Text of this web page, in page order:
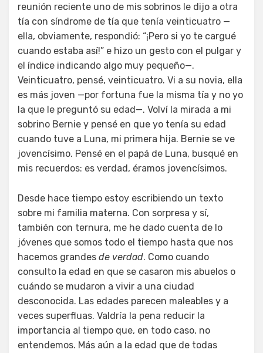
reunión reciente uno de mis sobrinos le dijo a otra
tía con síndrome de tía que tenía veinticuatro —
ella, obviamente, respondió: “¡Pero si yo te cargué
cuando estaba así!” e hizo un gesto con el pulgar y
el índice indicando algo muy pequeño—.
Veinticuatro, pensé, veinticuatro. Vi a su novia, ella
es más joven —por fortuna fue la misma tía y no yo
la que le preguntó su edad—. Volví la mirada a mi
sobrino Bernie y pensé en que yo tenía su edad
cuando tuve a Luna, mi primera hija. Bernie se ve
jovencísimo. Pensé en el papá de Luna, busqué en
mis recuerdos: es verdad, éramos jovencísimos.
Desde hace tiempo estoy escribiendo un texto
sobre mi familia materna. Con sorpresa y sí,
también con ternura, me he dado cuenta de lo
jóvenes que somos todo el tiempo hasta que nos
hacemos grandes de verdad. Como cuando
consulto la edad en que se casaron mis abuelos o
cuándo se mudaron a vivir a una ciudad
desconocida. Las edades parecen maleables y a
veces superfluas. Valdría la pena reducir la
importancia al tiempo que, en todo caso, no
entendemos. Más aún a la edad que de todas